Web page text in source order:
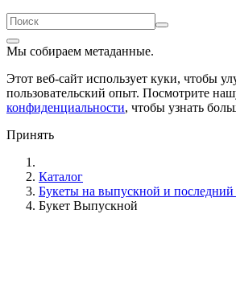
Мы собираем метаданные.
Этот веб-сайт использует куки, чтобы
пользовательский опыт. Посмотрите
конфиденциальности, чтобы узнать
Принять
Каталог
Букеты на выпускной и последний
Букет Выпускной